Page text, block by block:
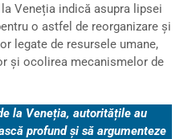
Veneția indică asupra lipsei
o astfel de reorganizare și
legate de resursele umane,
și ocolirea mecanismelor de
la Veneția, autoritățile au
profund și să argumenteze